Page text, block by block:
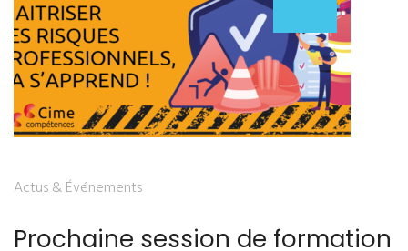
Actus & Événements
Prochaine session de formation